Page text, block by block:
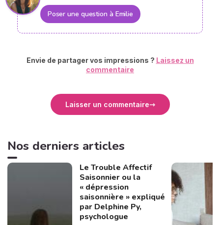
Poser une question à Emilie
Envie de partager vos impressions ? Laissez un
commentaire
Laisser un commentaire
Nos derniers articles
Le Trouble Affectif
Saisonnier ou la
« dépression
saisonnière » expliqué
par Delphine Py,
psychologue